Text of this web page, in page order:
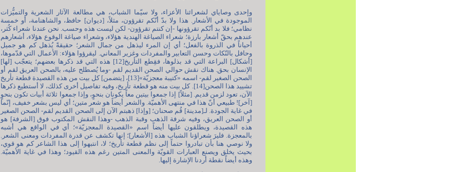
وإحدى وصاياي لشعرائنا الأعزاء، ولا سيّما الشباب، هي مطالعة الآثار الشعرية والتميُّزات
الموجودة في الأشعار. هذا ولا بدّ أنّكم تقرؤون، مثلاً، [ديوان] حافظ، والشاهنامة، أو خمسة
نظامي؛ فلا بد أنّكم تقرؤونها -إن كنتم تقرؤون- لكن ليست هذه وحسب. نحن عندنا شعراء كُثر،
عندهم بحقّ أشعار بارزة؛ شعراء الصياغة الهندية هؤلاء، وشعراء صياغة الوقوع هؤلاء، أشعارهم
أحياناً في الذروة بالفعل؛ أي إن المرء ليذهل من جمال الشعر؛ حقيقةً يُذهل كم هو جميل
وحافل بالنّكات وحسن التعابير والمفردات وغزير المعاني. ليقرؤوا هؤلاء: الأعمال التي قدّموها،
[أشكال] البراعة التي قد بذلوها، فقِطع التأريخ[12] هذه التي قد ذكرها بعضهم؛ يتعجّب [لها]
الإنسان بحق. هناك نقش حوالي الصحن القديم لقم -وما يُصطلح عليه، بالصحن العريق لقم أو
الصحن الصغير لقم- اسمه «كتيبة معجزيّة»[13]، [يتضمن] كل بيت من هذه القصيدة قطعة تأريخ
تشييد هذا الصحن[14]. كل بيت منه هو قطعة تأريخ، وفيه تفاصيل أخرى كذلك، لا أستطيع ذكرها
الآن، تعود لزمن قديم. [مثلاً] إذا جمعوا بيتين معاً يكونان بنحوٍ، وإذا جمعوا ثلاثة أبيات تكون بنحوٍ
[آخر]! طبيعي أنّ هذا في منتهى الأهميّة. والشعر أيضاً هو شعر متين؛ أي ليس بشعر خفيف، إنّما
في غاية الجودة. لـ[مدينة] قُم صحنان؛ [وإذا] ذهبتم الآن إلى الصحن القديم لقم- الصحن الصغير
أو الصحن العريق، وفيه شرفة الذهب وقبة الذهب -وهذا النقش المكتوب فوق [الشرفة] هو
هذه القصيدة، ويطلقون عليها أيضاً اسم «القصيدة المعجزيّة»؛ أي في الواقع هي أشبه
بالمعجزة. فليرَ شعراؤنا الشباب هذه [الأشعار]؛ إنها تكشف عن قدرة المفردات ومعنى الشعر.
ولا نوصي هنا بأن تبادروا حتماً إلى نظم قطعة تأريخ؛ لا، انتبهوا إلى هذا الشاعر كم هو قوي،
بحيث يخلق ويصنع العبارات القويّة والمعنى المتين رغم هذه القيود؛ وهذا في غاية الأهميّة.
وهذه أيضاً نقطة أردنا الإشارة إليها.